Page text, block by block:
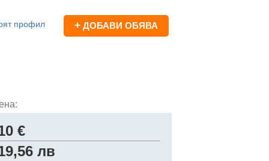
профил + ДОБАВИ ОБЯВА
€
лв